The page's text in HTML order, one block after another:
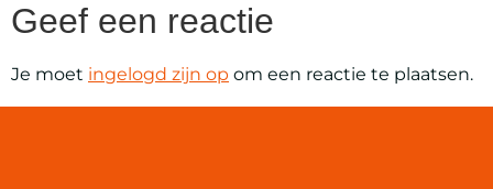
Geef een reactie
Je moet ingelogd zijn op om een reactie te plaatsen.